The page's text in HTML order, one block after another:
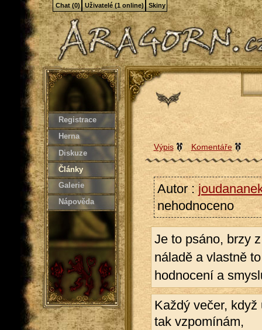
Registrace
Herna
Diskuze
Články
Galerie
Nápověda
Výpis Komentáře
Autor :
nehodnoceno
Je to psáno, brzy
náladě a vlastně
hodnocení a
Každý večer, když
tak vzpomínám,
Chat (0) Uživatelé (1 online) Skiny